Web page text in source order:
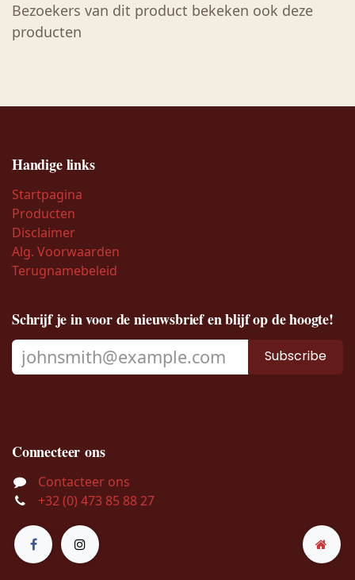
Bezoekers van dit product bekeken ook deze
producten
Handige links
Startpagina
Producten
Disclaimer
Alg. Voorwaarden
Terugnamebeleid
Schrijf je in voor de nieuwsbrief en blijf op de hoogte!
Subscribe
Connecteer ons
Contacteer ons
+32 (0) 473 85 88 27